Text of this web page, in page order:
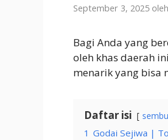
September 3, 2025 oleh
Bagi Anda yang
oleh khas daerah
menarik yang bisa
Daftar isi
1 Godai Sejiwa |